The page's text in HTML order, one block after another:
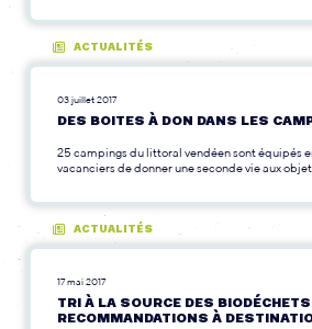
ACTUALITÉS
03 juillet 2017
DES BOITES À DON DANS LES
25 campings du littoral vendéen sont équipés
vacanciers de donner une seconde vie aux
ACTUALITÉS
17 mai 2017
TRI À LA SOURCE DES
RECOMMANDATIONS À